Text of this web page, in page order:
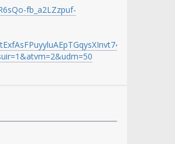
fb_a2LZzpuf-